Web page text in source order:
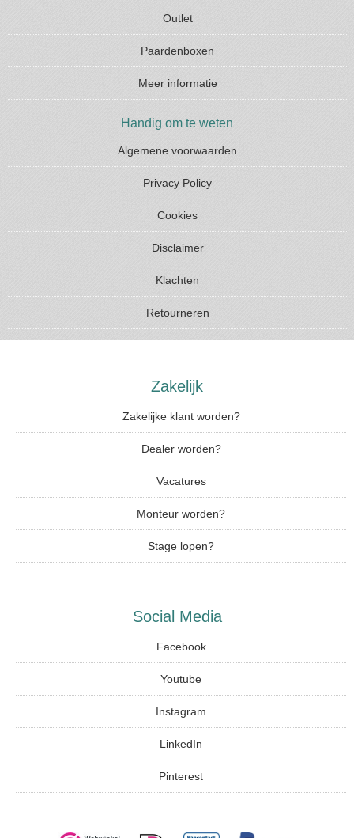
Outlet
Paardenboxen
Meer informatie
Handig om te weten
Algemene voorwaarden
Privacy Policy
Cookies
Disclaimer
Klachten
Retourneren
Zakelijk
Zakelijke klant worden?
Dealer worden?
Vacatures
Monteur worden?
Stage lopen?
Social Media
Facebook
Youtube
Instagram
LinkedIn
Pinterest